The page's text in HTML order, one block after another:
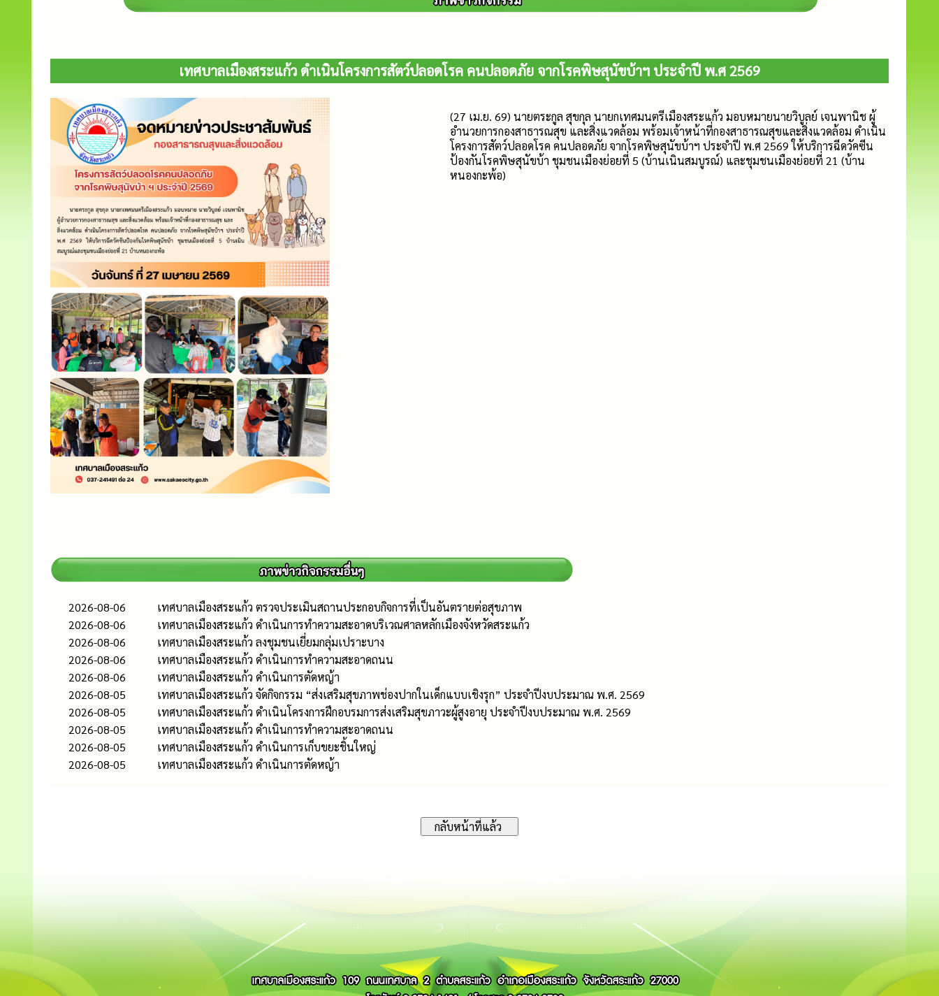
เทศบาลเมืองสระแก้ว ดำเนินโครงการสัตว์ปลอดโรค คนปลอดภัย จากโรคพิษสุนัขบ้าฯ ประจำปี พ.ศ 2569
(27 เม.ย. 69) นายตระกูล สุขกุล นายกเทศมนตรีเมืองสระแก้ว มอบหมายนายวิบูลย์ เจนพานิช ผู้
อำนวยการกองสาธารณสุข และสิ่งแวดล้อม พร้อมเจ้าหน้าที่กองสาธารณสุขและสิ่งแวดล้อม ดำเนิน
โครงการสัตว์ปลอดโรค คนปลอดภัย จากโรคพิษสุนัขบ้าฯ ประจำปี พ.ศ 2569 ให้บริการฉีดวัคซีน
ป้องกันโรคพิษสุนัขบ้า ชุมชนเมืองย่อยที่ 5 (บ้านเนินสมบูรณ์) และชุมชนเมืองย่อยที่ 21 (บ้าน
หนองกะพ้อ)
2026-08-06
เทศบาลเมืองสระแก้ว ตรวจประเมินสถานประกอบกิจการที่เป็นอันตรายต่อสุขภาพ
2026-08-06
เทศบาลเมืองสระแก้ว ดำเนินการทำความสะอาดบริเวณศาลหลักเมืองจังหวัดสระแก้ว
2026-08-06
เทศบาลเมืองสระแก้ว ลงชุมชนเยี่ยมกลุ่มเปราะบาง
2026-08-06
เทศบาลเมืองสระแก้ว ดำเนินการทำความสะอาดถนน
2026-08-06
เทศบาลเมืองสระแก้ว ดำเนินการตัดหญ้า
2026-08-05
เทศบาลเมืองสระแก้ว จัดกิจกรรม “ส่งเสริมสุขภาพช่องปากในเด็กแบบเชิงรุก” ประจำปีงบประมาณ พ.ศ. 2569
2026-08-05
เทศบาลเมืองสระแก้ว ดำเนินโครงการฝึกอบรมการส่งเสริมสุขภาวะผู้สูงอายุ ประจำปีงบประมาณ พ.ศ. 2569
2026-08-05
เทศบาลเมืองสระแก้ว ดำเนินการทำความสะอาดถนน
2026-08-05
เทศบาลเมืองสระแก้ว ดำเนินการเก็บขยะชิ้นใหญ่
2026-08-05
เทศบาลเมืองสระแก้ว ดำเนินการตัดหญ้า